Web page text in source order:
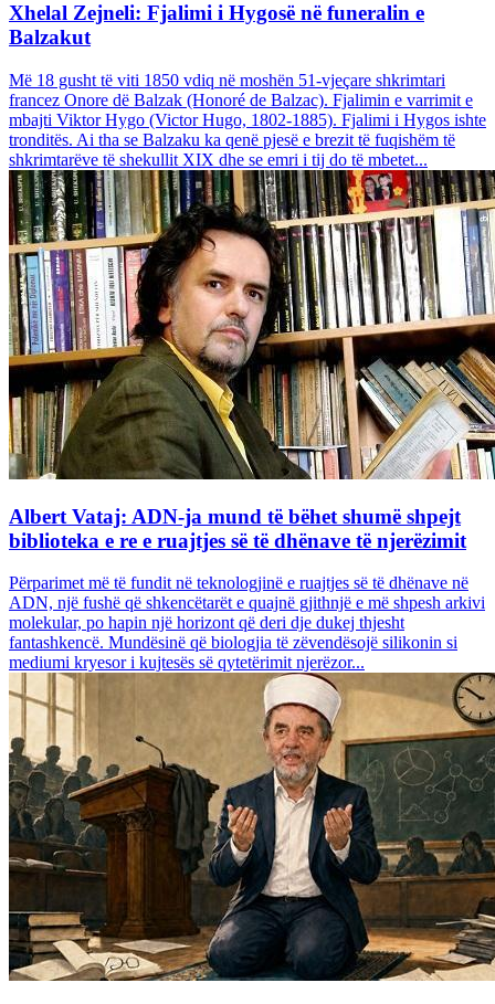
Xhelal Zejneli: Fjalimi i Hygosë në funeralin e
Balzakut
Më 18 gusht të viti 1850 vdiq në moshën 51-vjeçare shkrimtari
francez Onore dë Balzak (Honoré de Balzac). Fjalimin e varrimit e
mbajti Viktor Hygo (Victor Hugo, 1802-1885). Fjalimi i Hygos ishte
tronditës. Ai tha se Balzaku ka qenë pjesë e brezit të fuqishëm të
shkrimtarëve të shekullit XIX dhe se emri i tij do të mbetet...
Albert Vataj: ADN-ja mund të bëhet shumë shpejt
biblioteka e re e ruajtjes së të dhënave të njerëzimit
Përparimet më të fundit në teknologjinë e ruajtjes së të dhënave në
ADN, një fushë që shkencëtarët e quajnë gjithnjë e më shpesh arkivi
molekular, po hapin një horizont që deri dje dukej thjesht
fantashkencë. Mundësinë që biologjia të zëvendësojë silikonin si
mediumi kryesor i kujtesës së qytetërimit njerëzor...